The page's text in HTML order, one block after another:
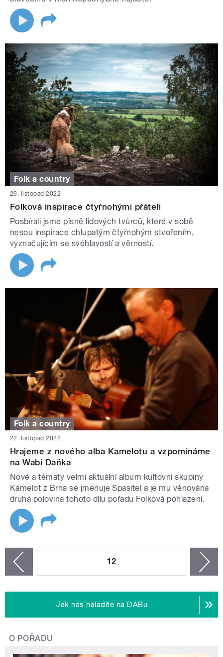
Folk a country
29. listopad 2022
Folková inspirace čtyřnohými přáteli
Posbírali jsme písně lidových tvůrců, které v sobě
nesou inspirace chlupatým čtyřnohým stvořením,
vyznačujícím se svéhlavostí a věrností.
Folk a country
22. listopad 2022
Hrajeme z nového alba Kamelotu a vzpomínáme
na Wabi Daňka
Nové a tématy velmi aktuální album kultovní skupiny
Kamelot z Brna se jmenuje Spasitel a je mu věnována
druhá polovina tohoto dílu pořadu Folková pohlazení.
12
Jak nás naladíte na DABu
O POŘADU